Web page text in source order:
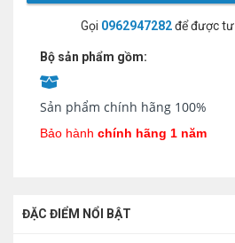
Gọi 0962947282để được
Bộ sản phẩm gồm:
Sản phẩm chính hãng 100%
Bảo hành chính hãng 1 năm
ĐẶC ĐIỂM NỔI BẬT